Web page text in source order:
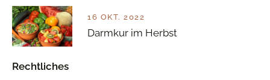
16 OKT. 2022
Darmkur im Herbst
Rechtliches